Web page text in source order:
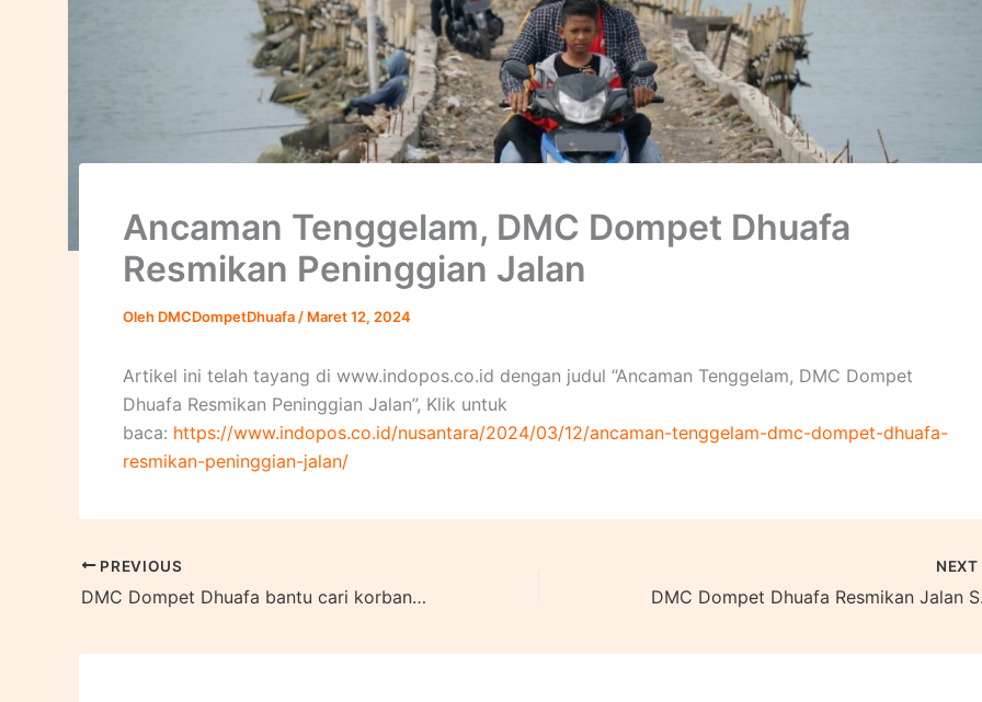
Ancaman Tenggelam, DMC Dompet Dhuafa
Resmikan Peninggian Jalan
Oleh DMCDompetDhuafa / Maret 12, 2024
Artikel ini telah tayang di www.indopos.co.id dengan judul “Ancaman Tenggelam, DMC Dompet
Dhuafa Resmikan Peninggian Jalan”, Klik untuk
baca: https://www.indopos.co.id/nusantara/2024/03/12/ancaman-tenggelam-dmc-dompet-dhuafa-
resmikan-peninggian-jalan/
PREVIOUS
DMC Dompet Dhuafa bantu cari korban banjir di Pesisir Selatan
NEXT
DMC